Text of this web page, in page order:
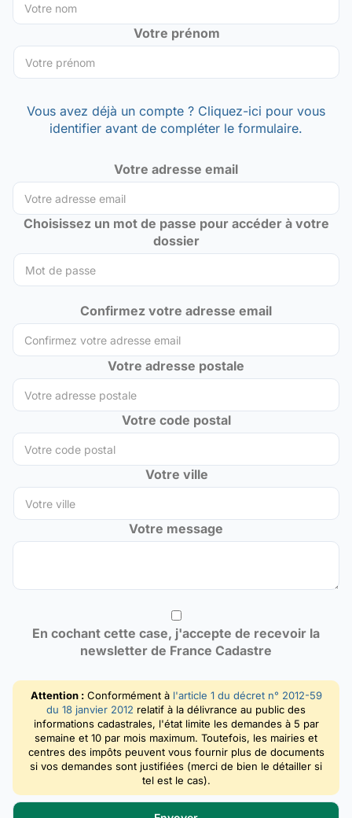
Votre prénom
Vous avez déjà un compte ? Cliquez-ici pour vous
identifier avant de compléter le formulaire.
Votre adresse email
Choisissez un mot de passe pour accéder à votre
dossier
Confirmez votre adresse email
Votre adresse postale
Votre code postal
Votre ville
Votre message
En cochant cette case, j'accepte de recevoir la
newsletter de France Cadastre
Attention :Conformément à l'article 1 du décret n° 2012-59
du 18 janvier 2012 relatif à la délivrance au public des
informations cadastrales, l'état limite les demandes à 5 par
semaine et 10 par mois maximum. Toutefois, les mairies et
centres des impôts peuvent vous fournir plus de documents
si vos demandes sont justifiées (merci de bien le détailler si
tel est le cas).